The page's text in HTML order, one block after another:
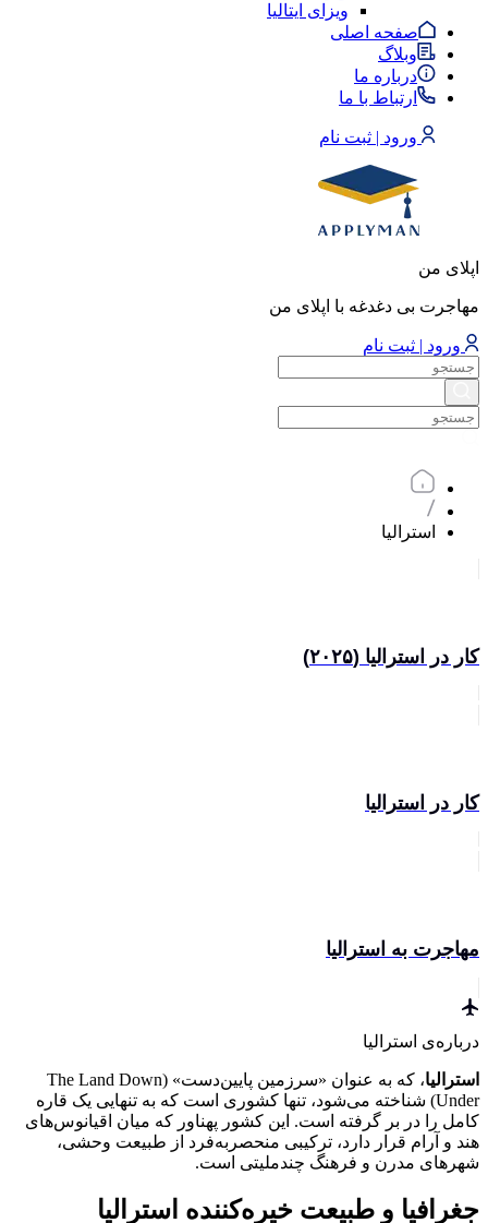
ویزای ایتالیا
صفحه اصلی
وبلاگ
درباره ما
ارتباط با ما
ورود | ثبت نام
اپلای من
مهاجرت بی دغدغه با اپلای من
ورود | ثبت نام
استرالیا
کار در استرالیا (۲۰۲۵)
کار در استرالیا
مهاجرت به استرالیا
درباره‌ی استرالیا
استرالیا
، که به عنوان «سرزمین پایین‌دست» (The Land Down
Under) شناخته می‌شود، تنها کشوری است که به تنهایی یک قاره
کامل را در بر گرفته است. این کشور پهناور که میان اقیانوس‌های
هند و آرام قرار دارد، ترکیبی منحصربه‌فرد از طبیعت وحشی،
شهرهای مدرن و فرهنگ چندملیتی است.
جغرافیا و طبیعت خیره‌کننده استرالیا